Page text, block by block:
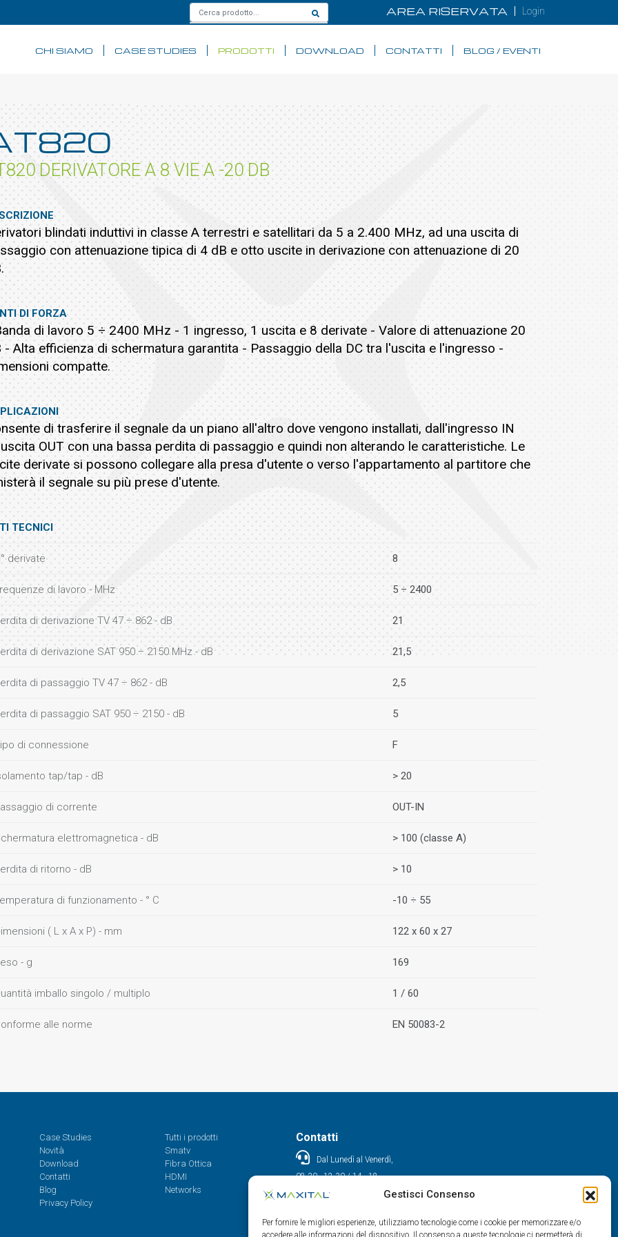
Gestisci Consenso
Per fornire le migliori esperienze, utilizziamo tecnologie come i cookie per memorizzare e/o
accedere alle informazioni del dispositivo. Il consenso a queste tecnologie ci permetterà di
AREA RISERVATA Login
CHI SIAMO CASE STUDIES PRODOTTI DOWNLOAD CONTATTI BLOG / EVENTI
DERIVATORE A 8 VIE A -20 DB
blindati induttivi in classe A terrestri e satellitari da 5 a 2.400 MHz, ad una uscita di
con attenuazione tipica di 4 dB e otto uscite in derivazione con attenuazione di 20
DI FORZA
di lavoro 5 ÷ 2400 MHz - 1 ingresso, 1 uscita e 8 derivate - Valore di attenuazione 20
- Alta efficienza di schermatura garantita - Passaggio della DC tra l'uscita e l'ingresso -
compatte.
di trasferire il segnale da un piano all'altro dove vengono installati, dall'ingresso IN
OUT con una bassa perdita di passaggio e quindi non alterando le caratteristiche. Le
derivate si possono collegare alla presa d'utente o verso l'appartamento al partitore che
il segnale su più prese d'utente.
TECNICI
derivate 8
di lavoro - MHz 5 ÷ 2400
di derivazione TV 47 ÷ 862 - dB 21
di derivazione SAT 950 ÷ 2150 MHz - dB 21,5
di passaggio TV 47 ÷ 862 - dB 2,5
di passaggio SAT 950 ÷ 2150 - dB 5
di connessione F
tap/tap - dB > 20
di corrente OUT-IN
elettromagnetica - dB > 100 (classe A)
di ritorno - dB > 10
di funzionamento - ° C -10 ÷ 55
( L x A x P) - mm 122 x 60 x 27
- g 169
imballo singolo / multiplo 1 / 60
alle norme EN 50083-2
Case Studies
Novità
Download
Contatti
Blog
Privacy Policy
Tutti i prodotti
Smatv
Fibra Ottica
HDMI
Networks
Contatti
Dal Lunedì al Venerdì,
08.30 - 12.30 / 14 - 18
0522/909701
info@maxital.it